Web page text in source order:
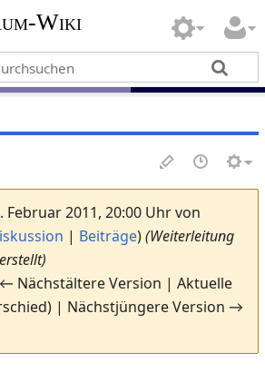
Wiki
Februar 2011, 20:00 Uhr von
| Beiträge)(Weiterleitung
erstellt)
Nächstältere Version | Aktuelle
| Nächstjüngere Version →